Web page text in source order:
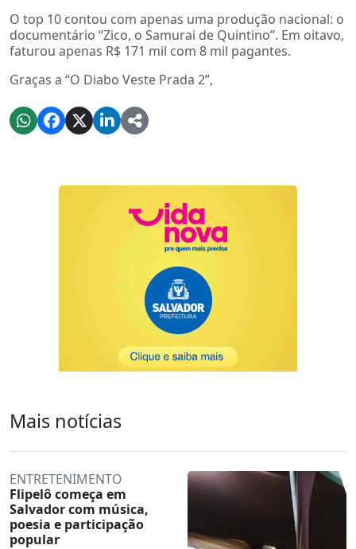
O top 10 contou com apenas uma produção nacional: o
documentário “Zico, o Samurai de Quintino”. Em oitavo,
faturou apenas R$ 171 mil com 8 mil pagantes.
Graças a “O Diabo Veste Prada 2”,
Mais notícias
ENTRETENIMENTO
Flipelô começa em
Salvador com música,
poesia e participação
popular